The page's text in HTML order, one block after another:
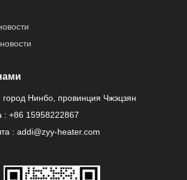
Нинбо, провинция Чжэцзян
+86 15958222867
: addi@zyy-heater.com